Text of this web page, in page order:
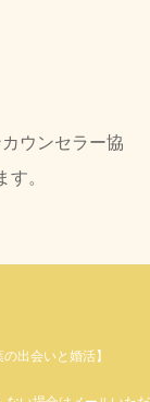
ウンセラー協
。
出会いと婚活】